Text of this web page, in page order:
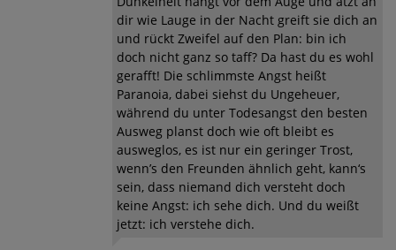
dir wie Lauge in der Nacht greift sie dich an
und rückt Zweifel auf den Plan: bin ich
doch nicht ganz so taff? Da hast du es wohl
gerafft! Die schlimmste Angst heißt
Paranoia, dabei siehst du Ungeheuer,
während du unter Todesangst den besten
Ausweg planst doch wie oft bleibt es
ausweglos, es ist nur ein geringer Trost,
wenn’s den Freunden ähnlich geht, kann‘s
sein, dass niemand dich versteht doch
keine Angst: ich sehe dich. Und du weißt
jetzt: ich verstehe dich.